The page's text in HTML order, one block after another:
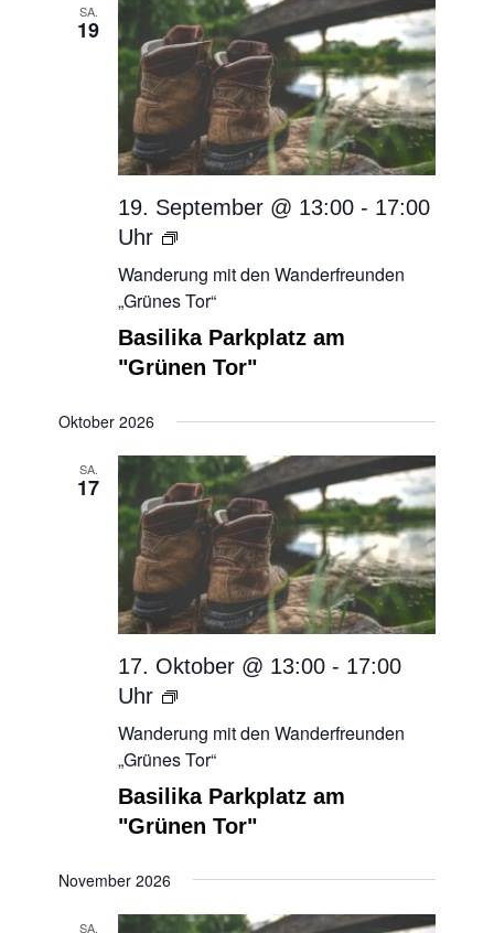
SA.
19
19. September @ 13:00 - 17:00
Wanderung
mit
den
Wanderfreunden
„Grünes
Wanderung mit den Wanderfreunden
„Grünes Tor“
Basilika Parkplatz am
"Grünen Tor"
Oktober 2026
SA.
17
17. Oktober @ 13:00 - 17:00
Wanderung
mit
den
Wanderfreunden
„Grünes
Wanderung mit den Wanderfreunden
„Grünes Tor“
Basilika Parkplatz am
"Grünen Tor"
November 2026
SA.